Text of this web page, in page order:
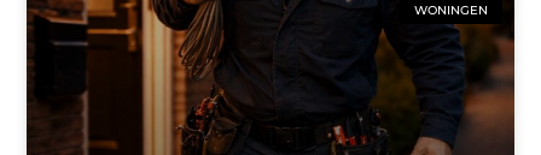
WONINGEN